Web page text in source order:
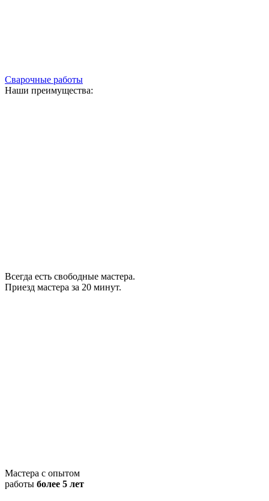
Сварочные работы
Наши преимущества:
Всегда есть свободные мастера.
Приезд мастера за 20 минут.
Мастера с опытом
работы более 5 лет